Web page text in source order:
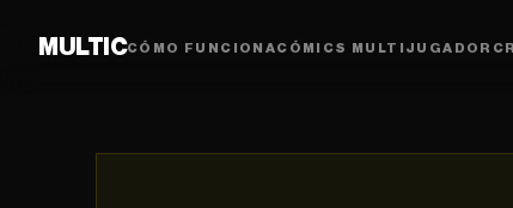
MULTICCÓMO FUNCIONACÓMICS MULTIJUGADOR